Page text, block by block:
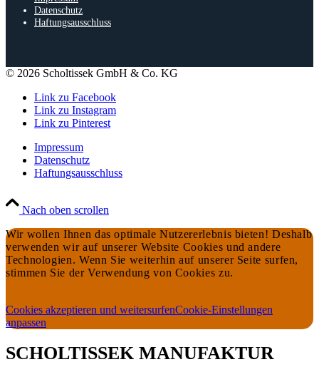
Datenschutz
Haftungsausschluss
© 2026 Scholtissek GmbH & Co. KG
Link zu Facebook
Link zu Instagram
Link zu Pinterest
Impressum
Datenschutz
Haftungsausschluss
Nach oben scrollen
Wir wollen Ihnen das optimale Nutzererlebnis bieten! Deshalb
verwenden wir auf unserer Website Cookies und andere
Technologien. Wenn Sie weiterhin auf unserer Seite surfen,
stimmen Sie der Verwendung von Cookies zu.
Cookies akzeptieren und weitersurfenCookie-Einstellungen
anpassen
SCHOLTISSEK MANUFAKTUR